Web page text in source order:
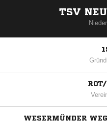
TSV
ROT/
WESERMÜNDER